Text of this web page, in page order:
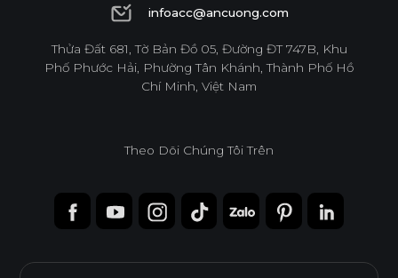
1900 6944
infoacc@ancuong.com
infoacc@ancuong.com
Thửa Đất 681, Tờ Bản Đồ 05, Đường ĐT 747B, Khu
Phố Phước Hải, Phường Tân Khánh, Thành Phố Hồ
Chí Minh, Việt Nam
Theo Dõi Chúng Tôi Trên